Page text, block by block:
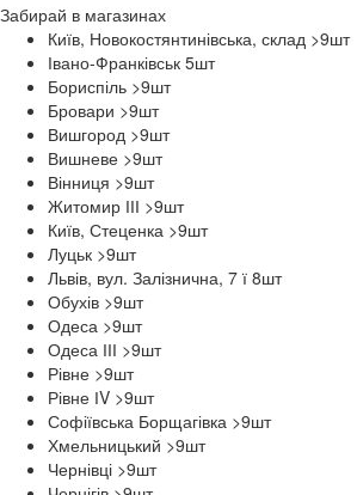
Забирай в магазинах
Київ, Новокостянтинівська, склад >9шт
Івано-Франківськ 5шт
Бориспіль >9шт
Бровари >9шт
Вишгород >9шт
Вишневе >9шт
Вінниця >9шт
Житомир ІІІ >9шт
Київ, Стеценка >9шт
Луцьк >9шт
Львів, вул. Залізнична, 7 ї 8шт
Обухів >9шт
Одеса >9шт
Одеса ІІІ >9шт
Рівне >9шт
Рівне ІV >9шт
Софіївська Борщагівка >9шт
Хмельницький >9шт
Чернівці >9шт